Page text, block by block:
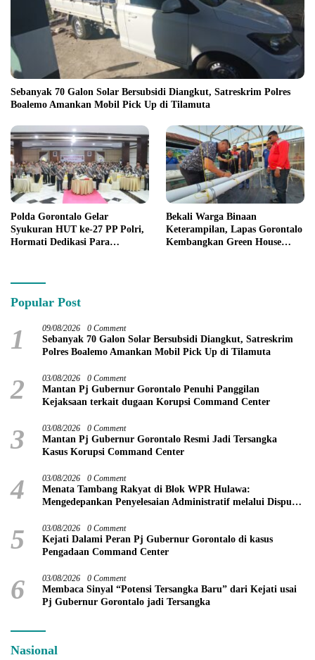
Sebanyak 70 Galon Solar Bersubsidi Diangkut, Satreskrim Polres
Boalemo Amankan Mobil Pick Up di Tilamuta
Polda Gorontalo Gelar
Syukuran HUT ke-27 PP Polri,
Hormati Dedikasi Para
Bekali Warga Binaan
Keterampilan, Lapas Gorontalo
Kembangkan Green House
Popular Post
1 09/08/2026 0 Comment
Sebanyak 70 Galon Solar Bersubsidi Diangkut, Satreskrim
Polres Boalemo Amankan Mobil Pick Up di Tilamuta
2 03/08/2026 0 Comment
Mantan Pj Gubernur Gorontalo Penuhi Panggilan
Kejaksaan terkait dugaan Korupsi Command Center
3 03/08/2026 0 Comment
Mantan Pj Gubernur Gorontalo Resmi Jadi Tersangka
Kasus Korupsi Command Center
4 03/08/2026 0 Comment
Menata Tambang Rakyat di Blok WPR Hulawa:
Mengedepankan Penyelesaian Administratif melalui Dispute
5 03/08/2026 0 Comment
Kejati Dalami Peran Pj Gubernur Gorontalo di kasus
Pengadaan Command Center
6 03/08/2026 0 Comment
Membaca Sinyal “Potensi Tersangka Baru” dari Kejati usai
Pj Gubernur Gorontalo jadi Tersangka
Nasional